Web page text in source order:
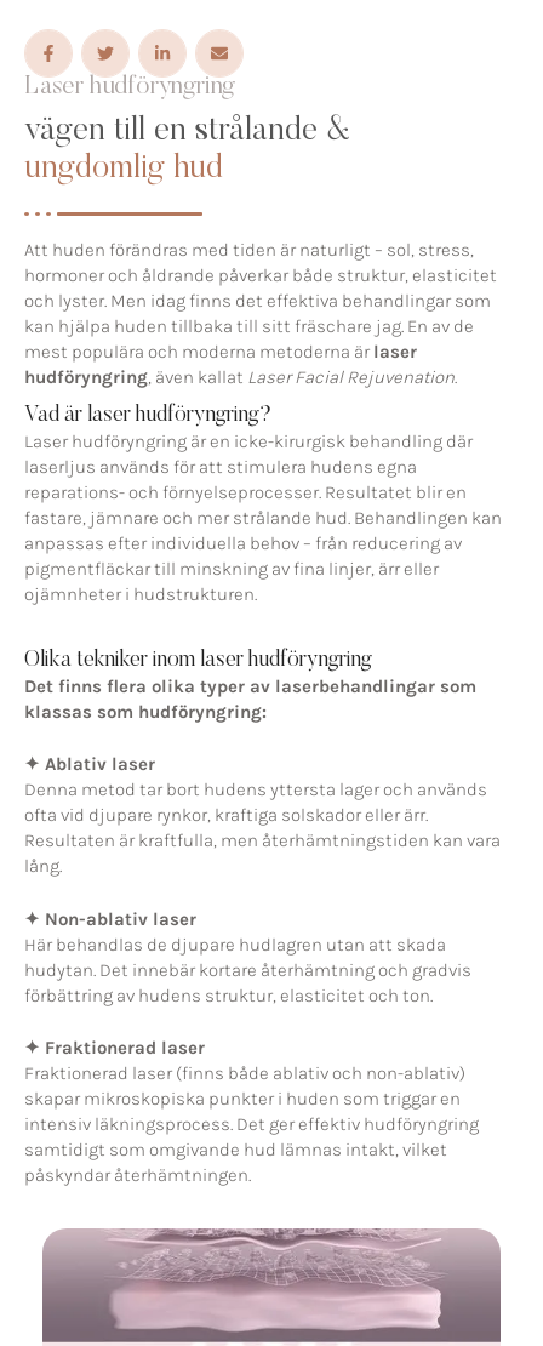
Laser hudföryngring
vägen till en strålande &
ungdomlig hud
Att huden förändras med tiden är naturligt – sol, stress,
hormoner och åldrande påverkar både struktur, elasticitet
och lyster. Men idag finns det effektiva behandlingar som
kan hjälpa huden tillbaka till sitt fräschare jag. En av de
mest populära och moderna metoderna är laser
hudföryngring, även kallat Laser Facial Rejuvenation.
Vad är laser hudföryngring?
Laser hudföryngring är en icke-kirurgisk behandling där
laserljus används för att stimulera hudens egna
reparations- och förnyelseprocesser. Resultatet blir en
fastare, jämnare och mer strålande hud. Behandlingen kan
anpassas efter individuella behov – från reducering av
pigmentfläckar till minskning av fina linjer, ärr eller
ojämnheter i hudstrukturen.
Olika tekniker inom laser hudföryngring
Det finns flera olika typer av laserbehandlingar som
klassas som hudföryngring:
✦ Ablativ laser
Denna metod tar bort hudens yttersta lager och används
ofta vid djupare rynkor, kraftiga solskador eller ärr.
Resultaten är kraftfulla, men återhämtningstiden kan vara
lång.
✦ Non-ablativ laser
Här behandlas de djupare hudlagren utan att skada
hudytan. Det innebär kortare återhämtning och gradvis
förbättring av hudens struktur, elasticitet och ton.
✦ Fraktionerad laser
Fraktionerad laser (finns både ablativ och non-ablativ)
skapar mikroskopiska punkter i huden som triggar en
intensiv läkningsprocess. Det ger effektiv hudföryngring
samtidigt som omgivande hud lämnas intakt, vilket
påskyndar återhämtningen.